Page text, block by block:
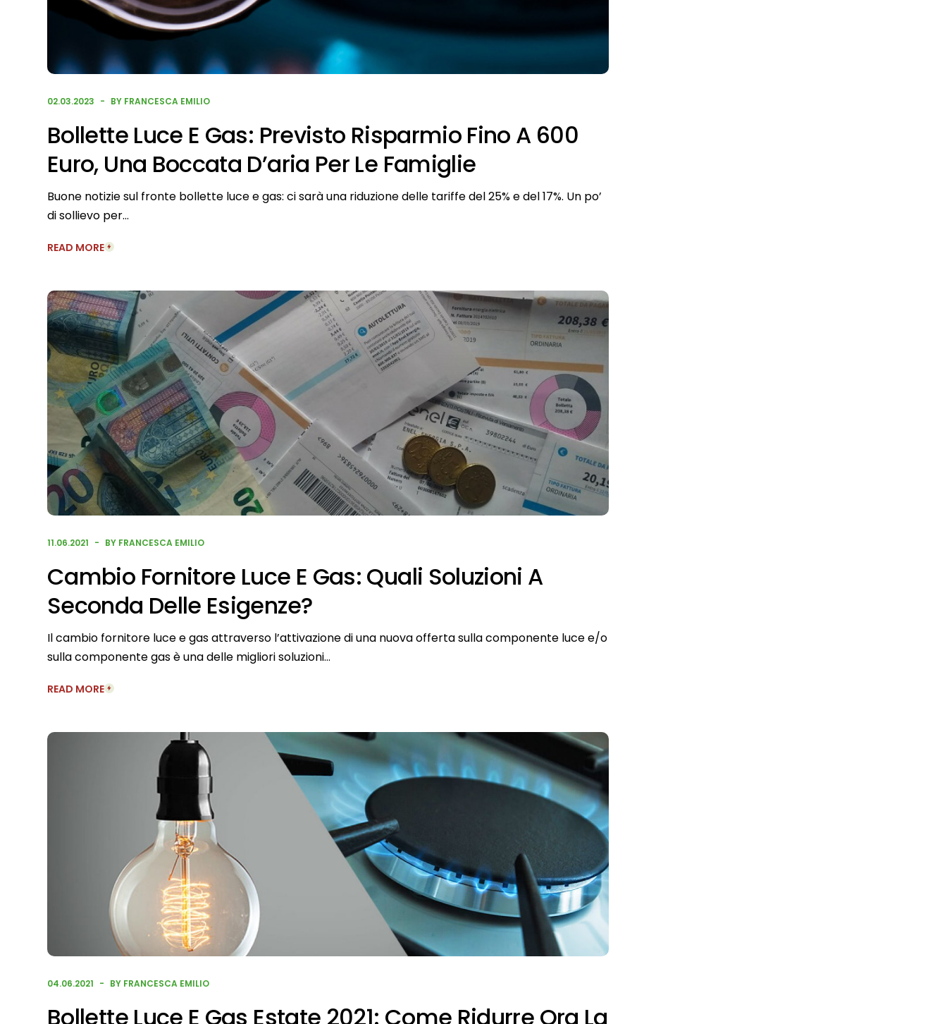
02.03.2023 BY FRANCESCA EMILIO
Bollette Luce E Gas: Previsto Risparmio Fino A 600
Euro, Una Boccata D’aria Per Le Famiglie
Buone notizie sul fronte bollette luce e gas: ci sarà una riduzione delle tariffe del 25% e del 17%. Un po’
di sollievo per…
READ MORE
11.06.2021 BY FRANCESCA EMILIO
Cambio Fornitore Luce E Gas: Quali Soluzioni A
Seconda Delle Esigenze?
Il cambio fornitore luce e gas attraverso l’attivazione di una nuova offerta sulla componente luce e/o
sulla componente gas è una delle migliori soluzioni…
READ MORE
04.06.2021 BY FRANCESCA EMILIO
Bollette Luce E Gas Estate 2021: Come Ridurre Ora La